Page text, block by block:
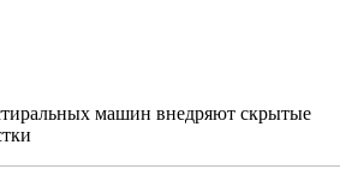
машин внедряют скрытые